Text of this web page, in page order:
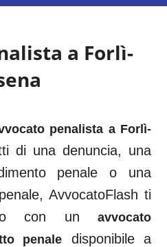
a Forlì-
penalista a Forlì-
di una denuncia, una
penale o una
AvvocatoFlash ti
con un
avvocato
penale
disponibile a